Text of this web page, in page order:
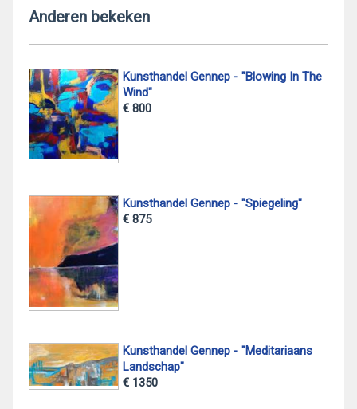
Anderen bekeken
Kunsthandel Gennep - "Blowing In The
Wind"
€ 800
Kunsthandel Gennep - "Spiegeling"
€ 875
Kunsthandel Gennep - "Meditariaans
Landschap"
€ 1350